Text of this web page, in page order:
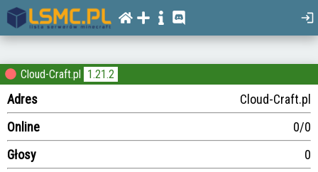
Cloud-Craft.pl 1.21.2
Adres
Cloud-Craft.pl
Online
0/0
Głosy
0